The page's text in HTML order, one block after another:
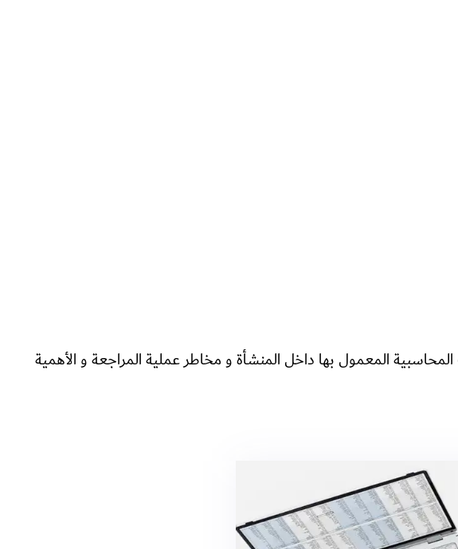
المعمول بها داخل المنشأة و مخاطر عملية المراجعة و الأهمية